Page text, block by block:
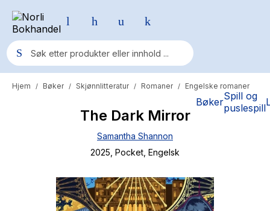
BøkerSpill og
puslespill
Populære søk
Fury Bound - Sable Sorensen
Yesteryear
Elizabeth Strout
Hjem / Bøker / Skjønnlitteratur / Romaner / Engelske romaner
The Dark Mirror
Samantha Shannon
2025 , Pocket , Engelsk